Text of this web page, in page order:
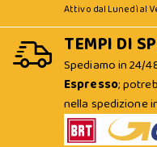
Attivo dal Lunedì al
TEMPI DI
Spediamo in 24/
Espresso;
nella spedizione